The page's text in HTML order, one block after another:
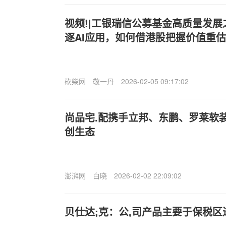
视频!|工银瑞信公募基金高质量发
逐AI应用，如何借港股把握价值重
砍柴网 敬一丹 2026-02-05 09:17:02
尚品宅.配携手立邦、东鹏、罗莱软
创生态
澎湃网 白晓 2026-02-02 22:09:02
贝仕达;克：公,司产品主要于保税区